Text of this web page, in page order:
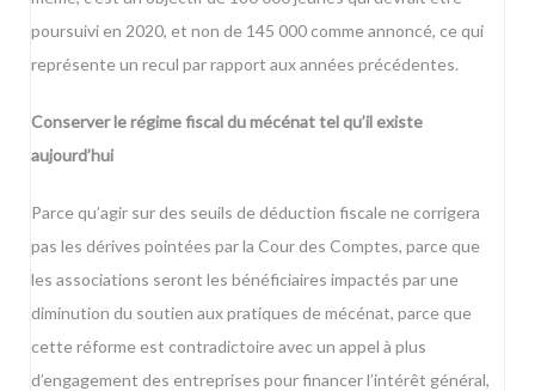
poursuivi en 2020, et non de 145 000 comme annoncé, ce qui
représente un recul par rapport aux années précédentes.
Conserver le régime fiscal du mécénat tel qu’il existe
aujourd’hui
Parce qu’agir sur des seuils de déduction fiscale ne corrigera
pas les dérives pointées par la Cour des Comptes, parce que
les associations seront les bénéficiaires impactés par une
diminution du soutien aux pratiques de mécénat, parce que
cette réforme est contradictoire avec un appel à plus
d’engagement des entreprises pour financer l’intérêt général,